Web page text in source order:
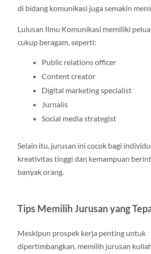
di bidang komunikasi juga semakin
Lulusan Ilmu Komunikasi memiliki
cukup beragam, seperti:
Public relations officer
Content creator
Digital marketing specialist
Jurnalis
Social media strategist
Selain itu, jurusan ini cocok bagi
kreativitas tinggi dan kemampuan
banyak orang.
Tips Memilih Jurusan yang
Meskipun prospek kerja penting untuk
dipertimbangkan, memilih jurusan